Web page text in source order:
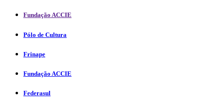
Fundação ACCIE
Pólo de Cultura
Frinape
Fundação ACCIE
Federasul